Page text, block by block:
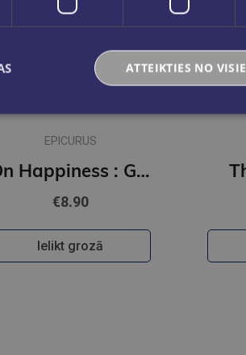
EPICURUS
On Happiness : Gilded Pocket Edition (Arcturus Ornate Classics)
€8.90
Ielikt grozā
ATTEIKTIES NO